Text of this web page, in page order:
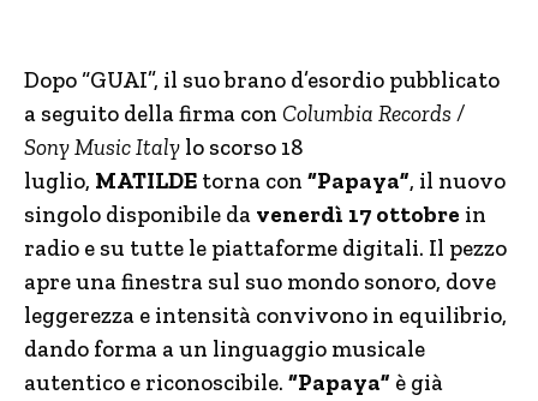
Dopo “GUAI”, il suo brano d’esordio pubblicato
a seguito della firma con Columbia Records /
Sony Music Italy lo scorso 18
luglio, MATILDE torna con “Papaya”, il nuovo
singolo disponibile da venerdì 17 ottobre in
radio e su tutte le piattaforme digitali. Il pezzo
apre una finestra sul suo mondo sonoro, dove
leggerezza e intensità convivono in equilibrio,
dando forma a un linguaggio musicale
autentico e riconoscibile. “Papaya” è già